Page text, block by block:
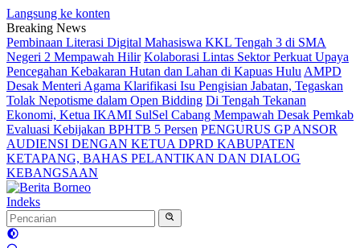
Langsung ke konten
Breaking News
Pembinaan Literasi Digital Mahasiswa KKL Tengah 3 di SMA
Negeri 2 Mempawah Hilir Kolaborasi Lintas Sektor Perkuat Upaya
Pencegahan Kebakaran Hutan dan Lahan di Kapuas Hulu AMPD
Desak Menteri Agama Klarifikasi Isu Pengisian Jabatan, Tegaskan
Tolak Nepotisme dalam Open Bidding Di Tengah Tekanan
Ekonomi, Ketua IKAMI SulSel Cabang Mempawah Desak Pemkab
Evaluasi Kebijakan BPHTB 5 Persen PENGURUS GP ANSOR
AUDIENSI DENGAN KETUA DPRD KABUPATEN
KETAPANG, BAHAS PELANTIKAN DAN DIALOG
KEBANGSAAN
Indeks